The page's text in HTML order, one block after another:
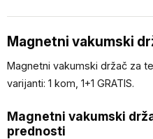
Magnetni vakumski
Magnetni vakumski držač za
varijanti: 1 kom, 1+1 GRATIS.
Magnetni vakumski
prednosti